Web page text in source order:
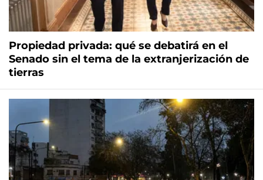
Propiedad privada: qué se debatirá en el
Senado sin el tema de la extranjerización de
tierras